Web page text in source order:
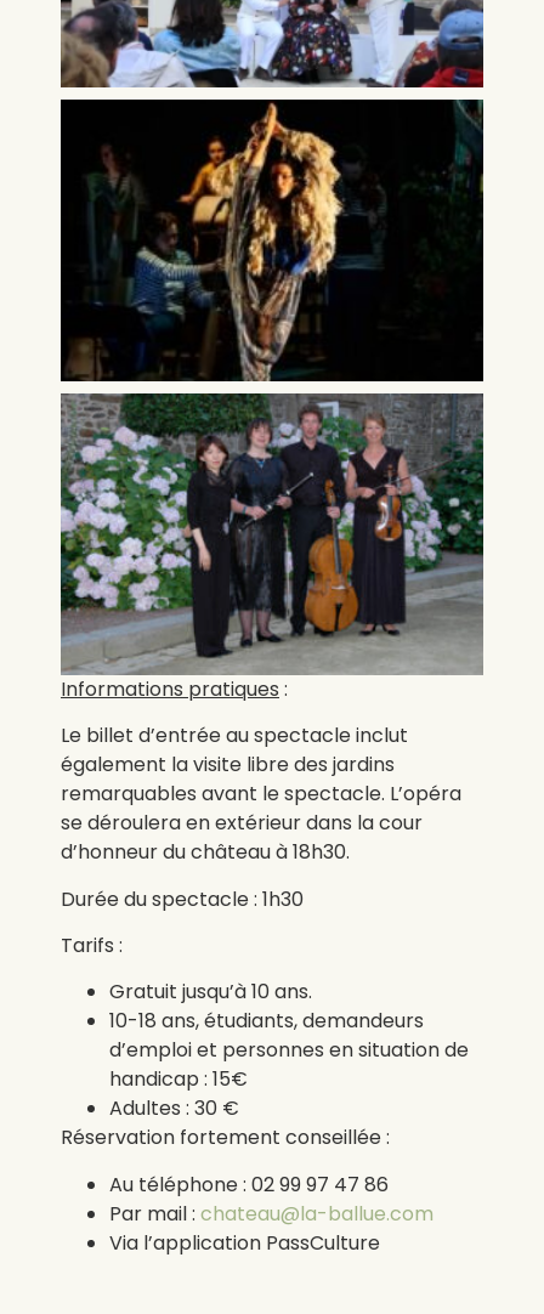
Informations pratiques :
Le billet d’entrée au spectacle inclut
également la visite libre des jardins
remarquables avant le spectacle. L’opéra
se déroulera en extérieur dans la cour
d’honneur du château à 18h30.
Durée du spectacle : 1h30
Tarifs :
Gratuit jusqu’à 10 ans.
10-18 ans, étudiants, demandeurs
d’emploi et personnes en situation de
handicap : 15€
Adultes : 30 €
Réservation fortement conseillée :
Au téléphone : 02 99 97 47 86
Par mail : chateau@la-ballue.com
Via l’application PassCulture